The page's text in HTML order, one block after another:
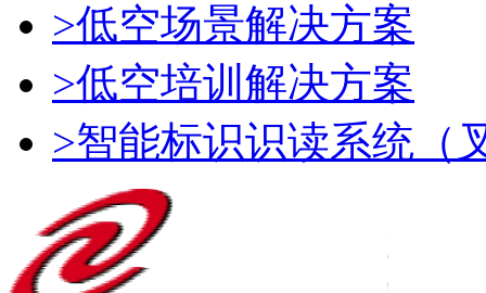
>低空场景解决方案
>低空培训解决方案
>智能标识识读系统（